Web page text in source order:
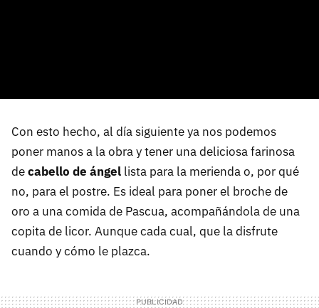
Con esto hecho, al día siguiente ya nos podemos
poner manos a la obra y tener una deliciosa farinosa
decabello de ángel lista para la merienda o, por qué
no, para el postre. Es ideal para poner el broche de
oro a una comida de Pascua, acompañándola de una
copita de licor. Aunque cada cual, que la disfrute
cuando y cómo le plazca.